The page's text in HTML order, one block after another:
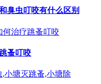
臭虫叮咬有什么区别
蚤叮咬